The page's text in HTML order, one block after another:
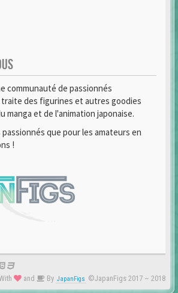
communauté de passionnés
des figurines et autres goodies
manga et de l'animation japonaise.
que pour les amateurs en
!
and By JapanFigs ©JapanFigs 2017 ~ 2018